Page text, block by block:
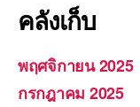
คลังเก็บ
พฤศจิกายน 2025
กรกฎาคม 2025